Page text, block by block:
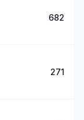
682
271